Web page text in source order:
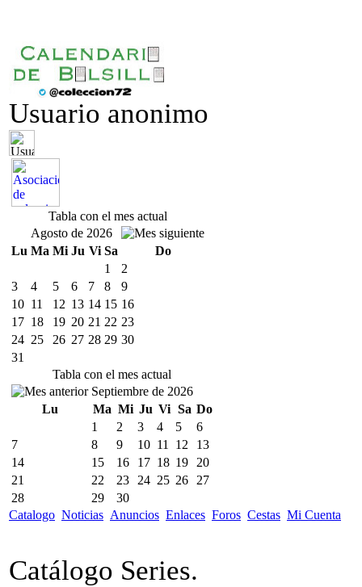
Usuario anonimo
Tabla con el mes actual
Agosto de 2026
Lu Ma Mi Ju Vi Sa
Do
1
2
3
4 5 6 7 8
9
10 11 12 13 14 15 16
17 18 19 20 21 22 23
24 25 26 27 28 29 30
31
Tabla con el mes actual
Septiembre de 2026
Lu
Ma Mi Ju Vi Sa Do
1
2 3 4 5
6
7
8 9 10 11 12
13
14
15 16 17 18 19
20
21
22 23 24 25 26
27
28
29
30
Catalogo Noticias Anuncios Enlaces Foros Cestas Mi Cuenta
Catálogo Series.